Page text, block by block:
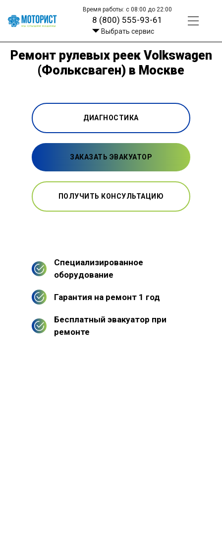
Время работы: с 08:00 до 22:00
8 (800) 555-93-61
Выбрать сервис
Ремонт рулевых реек Volkswagen
(Фольксваген) в Москве
ДИАГНОСТИКА
ЗАКАЗАТЬ ЭВАКУАТОР
ПОЛУЧИТЬ КОНСУЛЬТАЦИЮ
Специализированное
оборудование
Гарантия на ремонт 1 год
Бесплатный эвакуатор при
ремонте